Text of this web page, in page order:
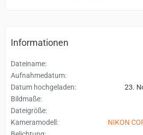
Informationen
Dateiname
Aufnahmedatum
Datum hochgeladen
23.
Bildmaße
Dateigröße
Kameramodell
NIKON